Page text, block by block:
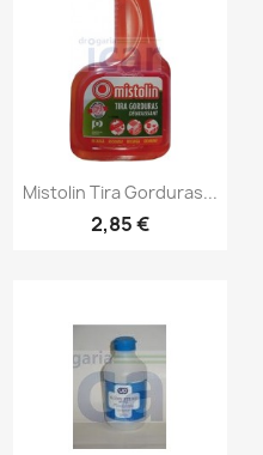
Mistolin Tira Gorduras...
2,85 €